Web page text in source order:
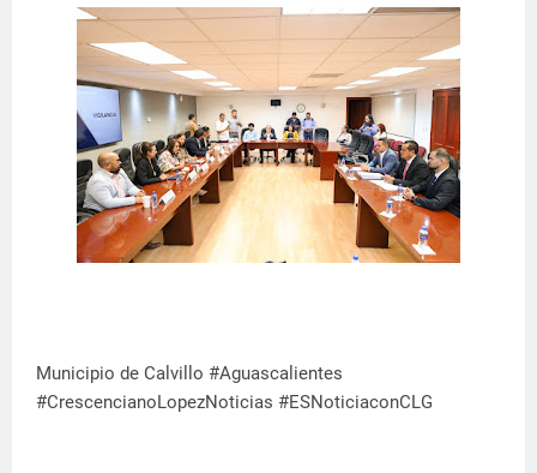
Municipio de Calvillo #Aguascalientes
#CrescencianoLopezNoticias #ESNoticiaconCLG